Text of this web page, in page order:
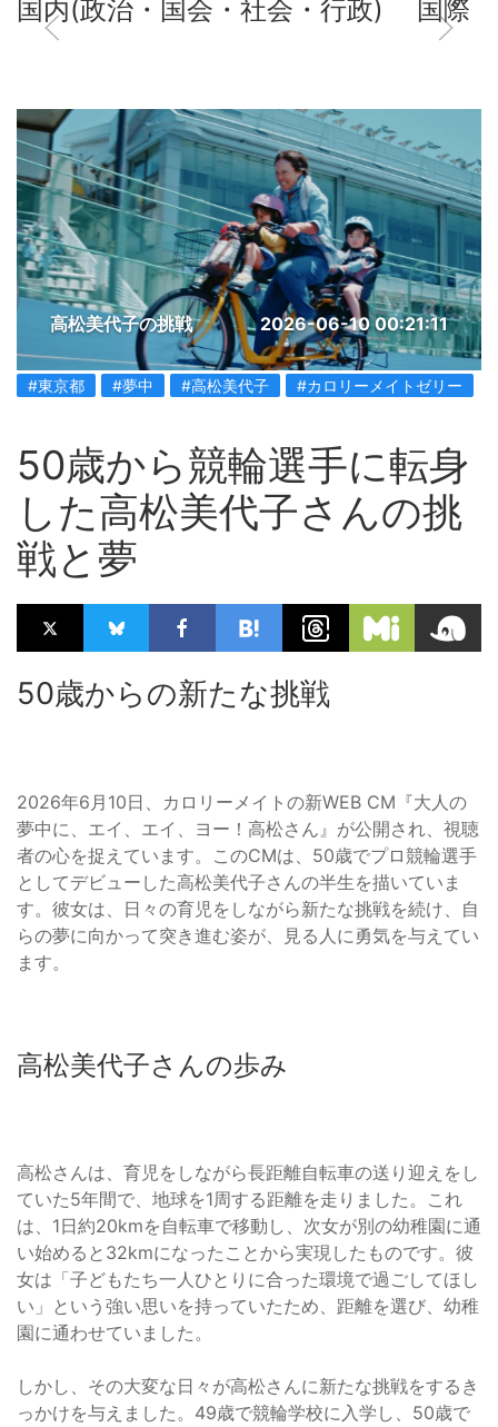
国内(政治・国会・社会・行政) 国際
高松美代子の挑戦 2026-06-10 00:21:11
#東京都 #夢中 #高松美代子 #カロリーメイトゼリー
50歳から競輪選手に転身
した高松美代子さんの挑
戦と夢
50歳からの新たな挑戦
2026年6月10日、カロリーメイトの新WEB CM『大人の
夢中に、エイ、エイ、ヨー！高松さん』が公開され、視聴
者の心を捉えています。このCMは、50歳でプロ競輪選手
としてデビューした高松美代子さんの半生を描いていま
す。彼女は、日々の育児をしながら新たな挑戦を続け、自
らの夢に向かって突き進む姿が、見る人に勇気を与えてい
ます。
高松美代子さんの歩み
高松さんは、育児をしながら長距離自転車の送り迎えをし
ていた5年間で、地球を1周する距離を走りました。これ
は、1日約20kmを自転車で移動し、次女が別の幼稚園に通
い始めると32kmになったことから実現したものです。彼
女は「子どもたち一人ひとりに合った環境で過ごしてほし
い」という強い思いを持っていたため、距離を選び、幼稚
園に通わせていました。
しかし、その大変な日々が高松さんに新たな挑戦をするき
っかけを与えました。49歳で競輪学校に入学し、50歳で